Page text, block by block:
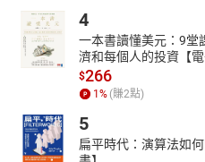
4
一本書讀懂美元：9堂
濟和每個人的投資【電
$266
1% (賺2點)
5
扁平時代：演算法如